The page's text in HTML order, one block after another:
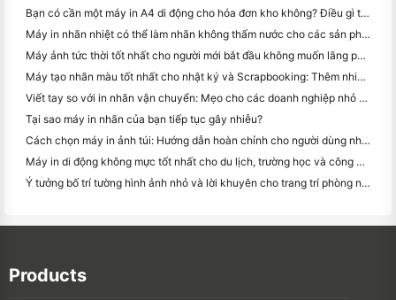
Bạn có cần một máy in A4 di động cho hóa đơn kho không? Điều gì thực sự hoạt động
Máy in nhãn nhiệt có thể làm nhãn không thấm nước cho các sản phẩm doanh nghiệp nhỏ không?
Máy ảnh tức thời tốt nhất cho người mới bắt đầu không muốn lãng phí giấy
Máy tạo nhãn màu tốt nhất cho nhật ký và Scrapbooking: Thêm nhiều màu sắc vào mỗi trang
Viết tay so với in nhãn vận chuyển: Mẹo cho các doanh nghiệp nhỏ vào năm 2026
Tại sao máy in nhãn của bạn tiếp tục gây nhiễu?
Cách chọn máy in ảnh túi: Hướng dẫn hoàn chỉnh cho người dùng nhật ký, du lịch và iPhone
Máy in di động không mực tốt nhất cho du lịch, trường học và công việc di động: Hanin MT620 Pro Review
Ý tưởng bố trí tường hình ảnh nhỏ và lời khuyên cho trang trí phòng ngủ và ký túc xá
Products